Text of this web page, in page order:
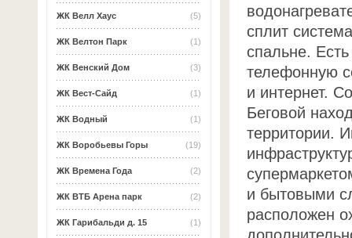
(5)
ЖК Велл Хаус
(1)
ЖК Велтон Парк
(3)
ЖК Венский Дом
(1)
ЖК Вест-Сайд
(1)
ЖК Водный
(19)
ЖК Воробьевы Горы
(2)
ЖК Времена Года
(2)
ЖК ВТБ Арена парк
(1)
ЖК Гарибальди д. 15
сплит
спальне.
телефонную
и интернет.
Беговой
территории.
и бытовыми
расположен